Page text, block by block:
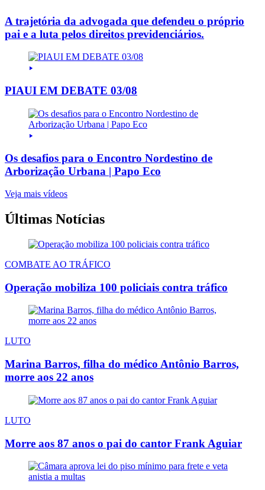
A trajetória da advogada que defendeu o próprio
pai e a luta pelos direitos previdenciários.
PIAUI EM DEBATE 03/08
Os desafios para o Encontro Nordestino de
Arborização Urbana | Papo Eco
Veja mais vídeos
Últimas Notícias
COMBATE AO TRÁFICO
Operação mobiliza 100 policiais contra tráfico
LUTO
Marina Barros, filha do médico Antônio Barros,
morre aos 22 anos
LUTO
Morre aos 87 anos o pai do cantor Frank Aguiar